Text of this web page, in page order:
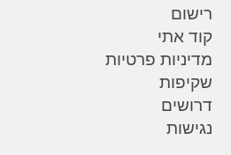
רישום
קוד אתי
מדיניות פרטיות
שקיפות
דרושים
נגישות